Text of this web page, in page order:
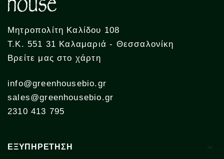
Μητροπολίτη Καλίδου 108
Τ.Κ. 551 31 Καλαμαριά - Θεσσαλονίκη
Βρείτε μας στο χάρτη
info@greenhousebio.gr
sales@greenhousebio.gr
2310 413 795
ΕΞΥΠΗΡΕΤΗΣΗ 